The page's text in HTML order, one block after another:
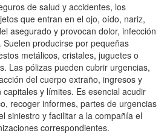
de salud y accidentes, los
que entran en el ojo, oído, nariz,
asegurado y provocan dolor, infección
producirse por pequeñas
metálicos, cristales, juguetes o
Las pólizas pueden cubrir urgencias,
del cuerpo extraño, ingresos y
y límites. Es esencial acudir
recoger informes, partes de urgencias
siniestro y facilitar a la compañía el
correspondientes.